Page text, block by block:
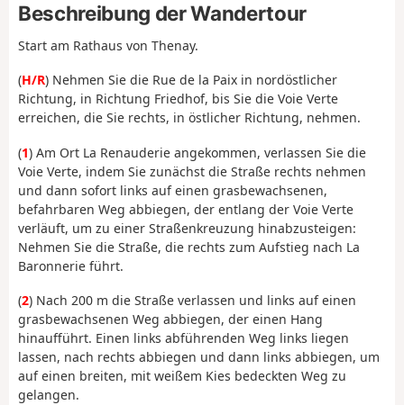
Beschreibung der Wandertour
Start am Rathaus von Thenay.
(H/R) Nehmen Sie die Rue de la Paix in nordöstlicher
Richtung, in Richtung Friedhof, bis Sie die Voie Verte
erreichen, die Sie rechts, in östlicher Richtung, nehmen.
(1) Am Ort La Renauderie angekommen, verlassen Sie die
Voie Verte, indem Sie zunächst die Straße rechts nehmen
und dann sofort links auf einen grasbewachsenen,
befahrbaren Weg abbiegen, der entlang der Voie Verte
verläuft, um zu einer Straßenkreuzung hinabzusteigen:
Nehmen Sie die Straße, die rechts zum Aufstieg nach La
Baronnerie führt.
(2) Nach 200 m die Straße verlassen und links auf einen
grasbewachsenen Weg abbiegen, der einen Hang
hinaufführt. Einen links abführenden Weg links liegen
lassen, nach rechts abbiegen und dann links abbiegen, um
auf einen breiten, mit weißem Kies bedeckten Weg zu
gelangen.